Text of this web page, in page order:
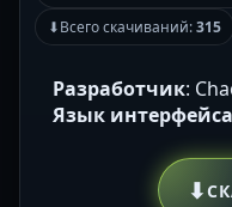
⬇Всего скачиваний:315
Разработчик:
Язык интерфейса
⬇